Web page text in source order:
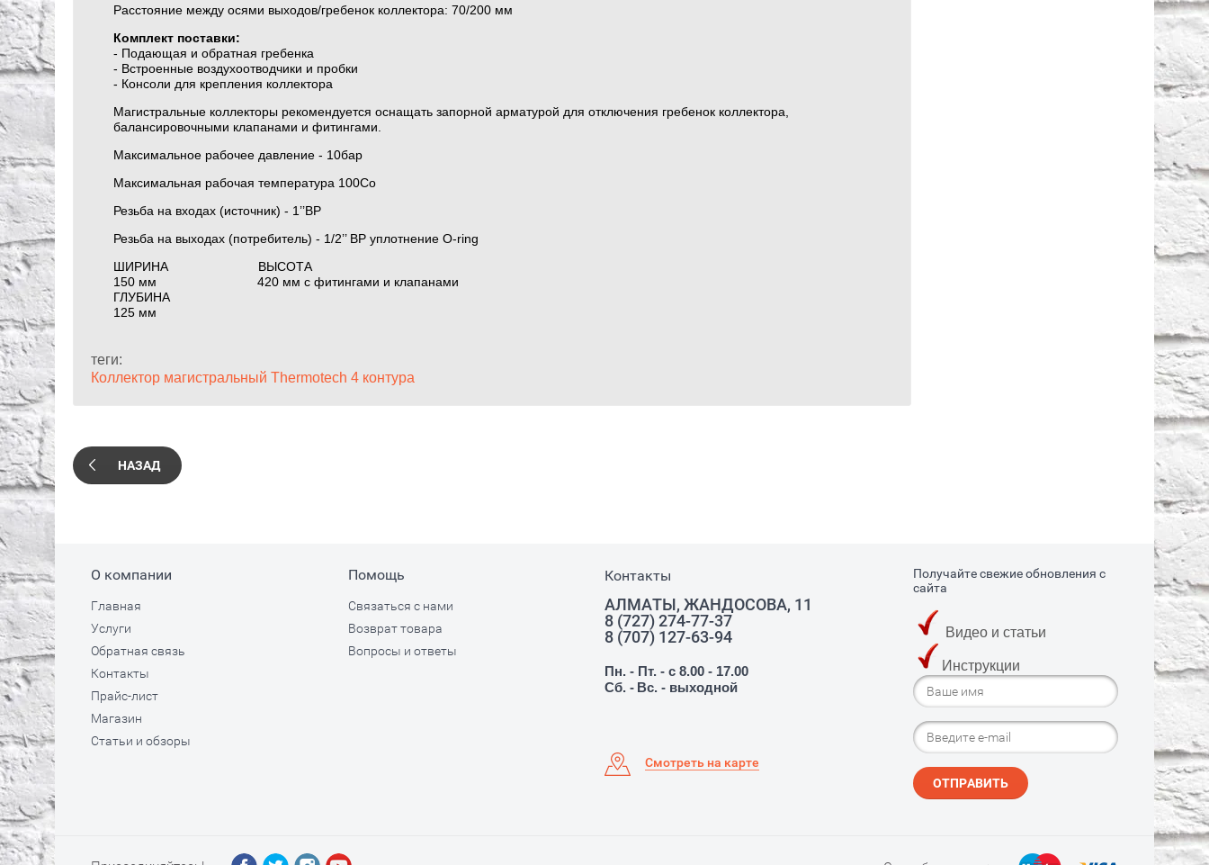
Расстояние между осями выходов/гребенок коллектора: 70/200 мм
Комплект поставки:
- Подающая и обратная гребенка
- Встроенные воздухоотводчики и пробки
- Консоли для крепления коллектора
Магистральные коллекторы рекомендуется оснащать запорной арматурой для отключения гребенок коллектора,
балансировочными клапанами и фитингами.
Максимальное рабочее давление - 10бар
Максимальная рабочая температура 100Со
Резьба на входах (источник) - 1’’ВР
Резьба на выходах (потребитель) - 1/2’’ BP уплотнение O-ring
ШИРИНА ВЫСОТА
150 мм 420 мм с фитингами и клапанами
ГЛУБИНА
125 мм
теги:
Коллектор магистральный Thermotech 4 контура
НАЗАД
О компании
Главная
Услуги
Обратная связь
Контакты
Прайс-лист
Магазин
Статьи и обзоры
Помощь
Связаться с нами
Возврат товара
Вопросы и ответы
Контакты
АЛМАТЫ, ЖАНДОСОВА, 11
8 (727) 274-77-37
8 (707) 127-63-94
Пн. - Пт. - с 8.00 - 17.00
Сб. - Вс. - выходной
Смотреть на карте
Получайте свежие обновления с
сайта
Видео и статьи
Инструкции
ОТПРАВИТЬ